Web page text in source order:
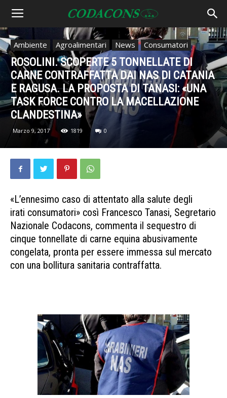
Ambiente Agroalimentari News Consumatori
ROSOLINI. SCOPERTE 5 TONNELLATE DI
CARNE CONTRAFFATTA DAI NAS DI CATANIA
E RAGUSA. LA PROPOSTA DI TANASI: «UNA
TASK FORCE CONTRO LA MACELLAZIONE
CLANDESTINA»
Marzo 9, 2017 1819 0
«L’ennesimo caso di attentato alla salute degli
irati consumatori» così Francesco Tanasi, Segretario
Nazionale Codacons, commenta il sequestro di
cinque tonnellate di carne equina abusivamente
congelata, pronta per essere immessa sul mercato
con una bollitura sanitaria contraffatta.